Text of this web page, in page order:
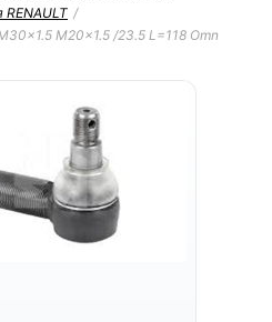
RENAULT /
M20x1.5 /23.5 L=118 Omn